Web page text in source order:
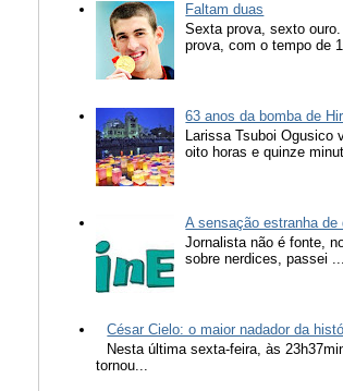
Faltam duas
Sexta prova, sexto
prova, com o tempo de
63 anos da bomba de
Larissa Tsuboi
oito horas e quinze
A sensação estranha
Jornalista não é fonte,
sobre nerdices, passei ...
César Cielo: o maior nadador da
Nesta última sexta-feira, às
tornou...